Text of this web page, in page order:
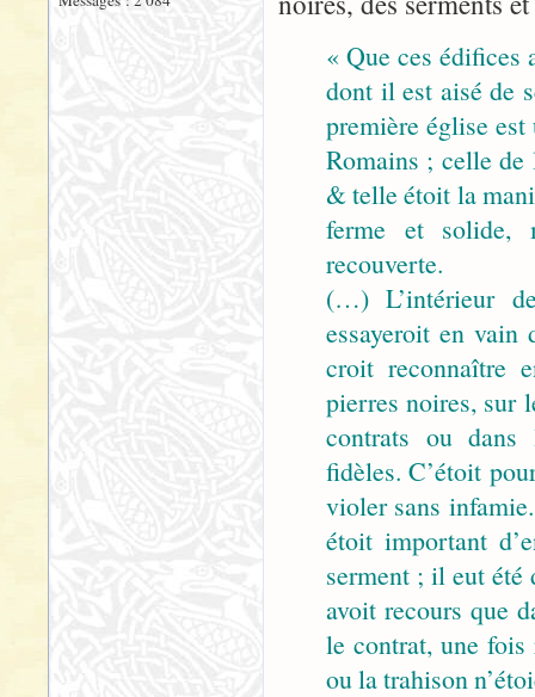
« Que ces édifices
dont il est aisé de
première église
Romains ; celle de
& telle étoit la
ferme et solide,
recouverte.
(…) L’intérieur
essayeroit en
croit reconnaître
pierres noires, sur
contrats ou dans
fidèles. C’étoit
violer sans
étoit important
serment ; il eut été
avoit recours que
le contrat, une fois
ou la trahison